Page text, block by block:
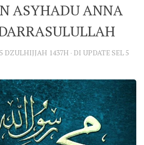
ASYHADU ANNA
DZULHIJJAH 1437H · DI UPDATE SEL 5